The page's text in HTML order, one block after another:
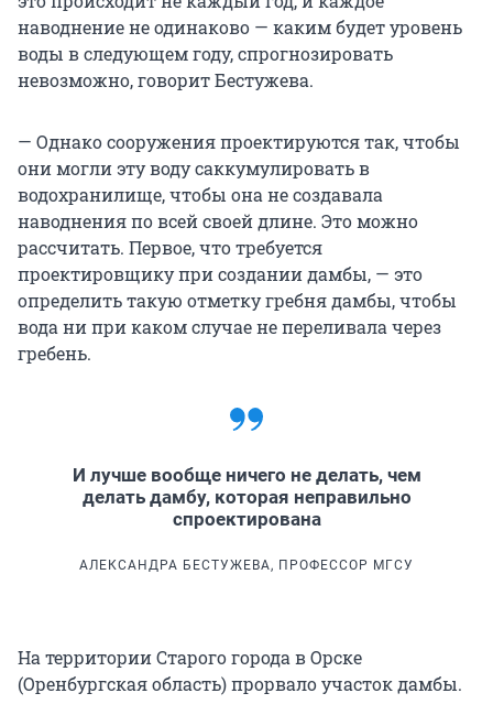
наводнение не одинаково — каким будет уровень
воды в следующем году, спрогнозировать
невозможно, говорит Бестужева.
— Однако сооружения проектируются так, чтобы
они могли эту воду саккумулировать в
водохранилище, чтобы она не создавала
наводнения по всей своей длине. Это можно
рассчитать. Первое, что требуется
проектировщику при создании дамбы, — это
определить такую отметку гребня дамбы, чтобы
вода ни при каком случае не переливала через
гребень.
И лучше вообще ничего не делать, чем
делать дамбу, которая неправильно
спроектирована
АЛЕКСАНДРА БЕСТУЖЕВА, ПРОФЕССОР МГСУ
На территории Старого города в Орске
(Оренбургская область) прорвало участок дамбы.